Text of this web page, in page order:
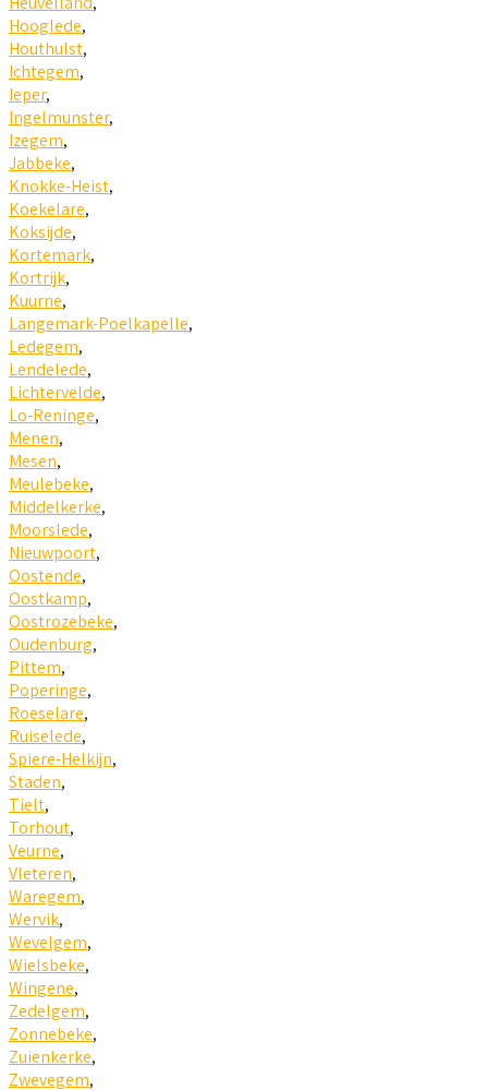
Hooglede,
Houthulst,
Ichtegem,
Ieper,
Ingelmunster,
Izegem,
Jabbeke,
Knokke-Heist,
Koekelare,
Koksijde,
Kortemark,
Kortrijk,
Kuurne,
Langemark-Poelkapelle,
Ledegem,
Lendelede,
Lichtervelde,
Lo-Reninge,
Menen,
Mesen,
Meulebeke,
Middelkerke,
Moorslede,
Nieuwpoort,
Oostende,
Oostkamp,
Oostrozebeke,
Oudenburg,
Pittem,
Poperinge,
Roeselare,
Ruiselede,
Spiere-Helkijn,
Staden,
Tielt,
Torhout,
Veurne,
Vleteren,
Waregem,
Wervik,
Wevelgem,
Wielsbeke,
Wingene,
Zedelgem,
Zonnebeke,
Zuienkerke,
Zwevegem,